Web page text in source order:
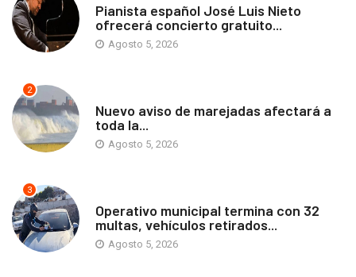
Pianista español José Luis Nieto
ofrecerá concierto gratuito...
Agosto 5, 2026
2
Nuevo aviso de marejadas afectará a
toda la...
Agosto 5, 2026
3
Operativo municipal termina con 32
multas, vehículos retirados...
Agosto 5, 2026